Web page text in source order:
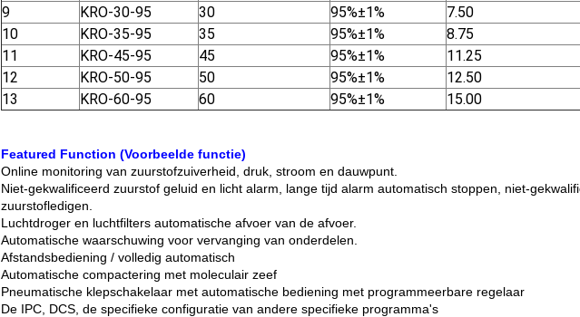
9
KRO-30-95 30 95%±1%
7.50
10
KRO-35-95 35 95%±1%
8.75
11
KRO-45-95 45 95%±1%
11.25
12
KRO-50-95 50 95%±1%
12.50
13
KRO-60-95 60 95%±1% 15.00
Featured Function (Voorbeelde functie)
Online monitoring van zuurstofzuiverheid, druk, stroom en dauwpunt.
Niet-gekwalificeerd zuurstof geluid en licht alarm, lange tijd alarm automatisch stoppen, niet-
zuurstofledigen.
Luchtdroger en luchtfilters automatische afvoer van de afvoer.
Automatische waarschuwing voor vervanging van onderdelen.
Afstandsbediening / volledig automatisch
Automatische compactering met moleculair zeef
Pneumatische klepschakelaar met automatische bediening met programmeerbare regelaar
De IPC, DCS, de specifieke configuratie van andere specifieke programma's